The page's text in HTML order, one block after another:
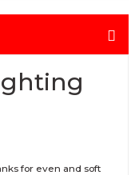
Bu garanti,
ve her türlü bakım ve
için her zaman
for even and soft